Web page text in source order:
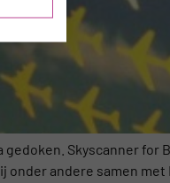
gedoken. Skyscanner
onder andere samen